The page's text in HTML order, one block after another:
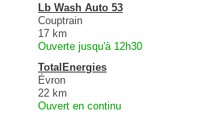
Lb Wash Auto 53
Couptrain
17 km
Ouverte jusqu'à 12h30
TotalEnergies
Évron
22 km
Ouvert en continu